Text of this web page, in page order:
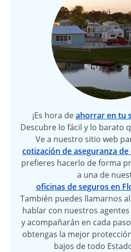
¡Es hora deahorrar en tu
Descubre lo fácil y lo barato
Ve a nuestro sitio web
cotización de aseguranza
prefieres hacerlo de forma
a una de
oficinas de seguros en
También puedes llamarnos al
hablar con nuestros
y acompañarán en cada
obtengas la mejor
bajos de todo